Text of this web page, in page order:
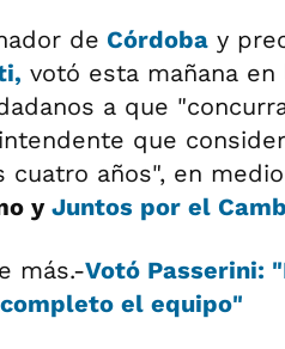
de Córdoba y
, votó esta mañana
a que
que
cuatro años", en
y Juntos por el
más.-Votó Passerini:
el equipo"